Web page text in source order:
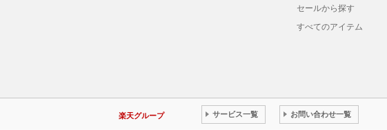
セールから探す
すべてのアイテム
楽天グループ サービス一覧 お問い合わせ一覧